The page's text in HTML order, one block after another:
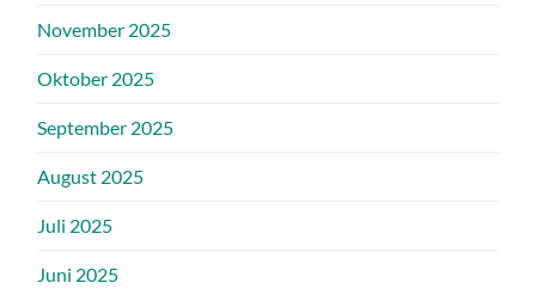
November 2025
Oktober 2025
September 2025
August 2025
Juli 2025
Juni 2025